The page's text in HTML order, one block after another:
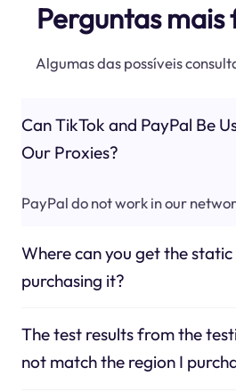
Perguntas
Algumas das possíveis
Can TikTok and PayPal Be
Our Proxies?
PayPal do not work in our
Where can you get the
purchasing it?
The test results from the
not match the region I